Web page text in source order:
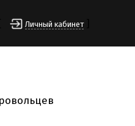
Личный кабинет